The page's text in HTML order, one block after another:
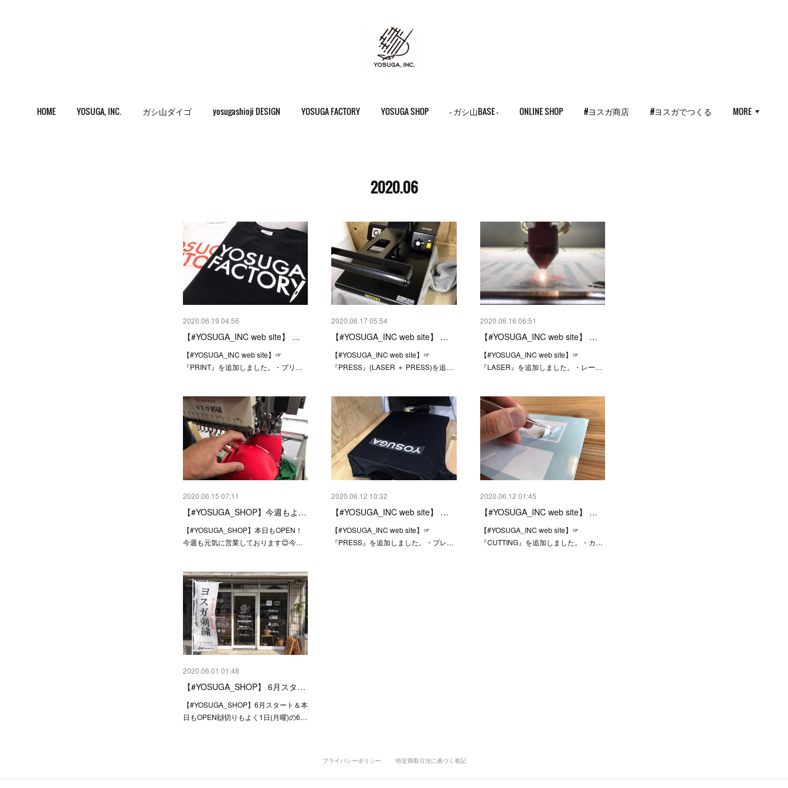
HOME YOSUGA, INC. ガシ山ダイゴ yosugashioji DESIGN YOSUGA FACTORY YOSUGA SHOP - ガシ山BASE - ONLINE SHOP #ヨスガ商店 #ヨスガでつくる MORE
2020.06
2020.06.19 04:56
【#YOSUGA_INC web site】 …
【#YOSUGA_INC web site】☞
『PRINT』を追加しました。・プリ…
2020.06.17 05:54
【#YOSUGA_INC web site】 …
【#YOSUGA_INC web site】☞
『PRESS』(LASER ＋ PRESS)を追…
2020.06.16 06:51
【#YOSUGA_INC web site】 …
【#YOSUGA_INC web site】☞
『LASER』を追加しました。・レー…
2020.06.15 07:11
【#YOSUGA_SHOP】今週もよ…
【#YOSUGA_SHOP】本日もOPEN！
今週も元気に営業しております😊今…
2020.06.12 10:32
【#YOSUGA_INC web site】 …
【#YOSUGA_INC web site】☞
『PRESS』を追加しました。・プレ…
2020.06.12 01:45
【#YOSUGA_INC web site】 …
【#YOSUGA_INC web site】☞
『CUTTING』を追加しました。・カ…
2020.06.01 01:48
【#YOSUGA_SHOP】 6月スタ…
【#YOSUGA_SHOP】6月スタート＆本
日もOPEN🙌切りもよく1日(月曜)の6…
プライバシーポリシー 特定商取引法に基づく表記